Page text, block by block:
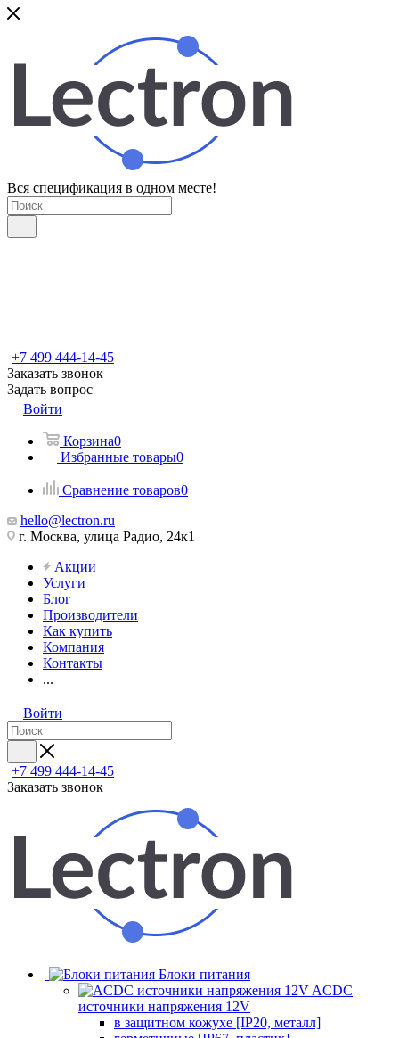
Вся спецификация в одном месте!
+7 499 444-14-45
Заказать звонок
Задать вопрос
Войти
Корзина0
Избранные товары0
Сравнение товаров0
hello@lectron.ru
г. Москва, улица Радио, 24к1
Акции
Услуги
Блог
Производители
Как купить
Компания
Контакты
...
Войти
+7 499 444-14-45
Заказать звонок
Блоки питания
ACDC
источники напряжения 12V
в защитном кожухе [IP20, металл]